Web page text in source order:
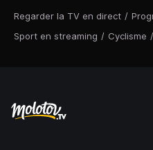
Regarder la TV en direct /
Sport en streaming / Cyclisme /